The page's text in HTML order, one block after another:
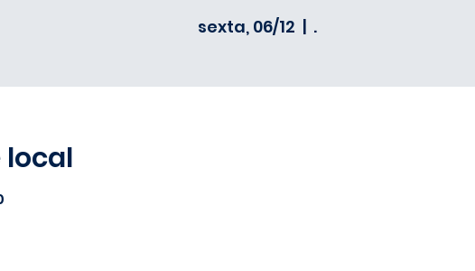
sexta, 06/12
  |
.
local